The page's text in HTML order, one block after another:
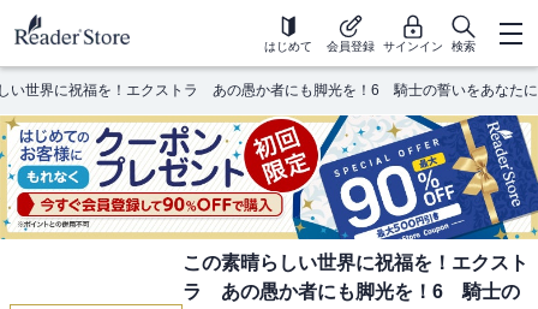
はじめて 会員登録 サインイン 検索
い世界に祝福を！エクストラ あの愚か者にも脚光を！6 騎士の誓いをあなたに
この素晴らしい世界に祝福を！エクスト
ラ あの愚か者にも脚光を！6 騎士の